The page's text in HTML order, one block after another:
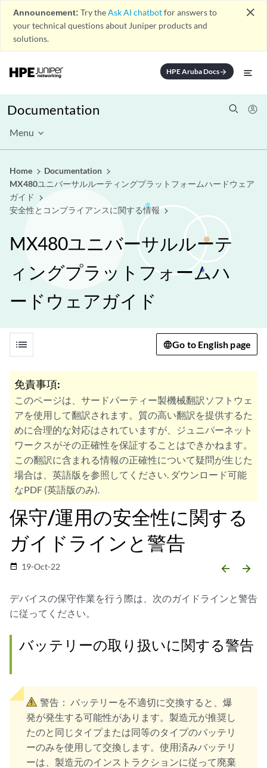
Announcement: Try theAsk AI chatbotfor answers to
your technical questions about Juniper products and
solutions.
close
HPE Aruba Docsarrow_forward
Documentation
Menu
Home
Documentation
MX480ユニバーサルルーティングプラットフォームハードウェア
ガイド
安全性とコンプライアンスに関する情報
MX480ユニバーサルルーテ
ィングプラットフォームハ
ードウェアガイド
list Go to English page
免責事項:
このページは、サードパーティー製機械翻訳ソフトウェ
アを使用して翻訳されます。質の高い翻訳を提供するた
めに合理的な対応はされていますが、ジュニパーネット
ワークスがその正確性を保証することはできかねます。
この翻訳に含まれる情報の正確性について疑問が生じた
場合は、英語版を参照してください. ダウンロード可能
なPDF (英語版のみ).
保守/運用の安全性に関する
ガイドラインと警告
date_range 19-Oct-22 arrow_backward arrow_forward
デバイスの保守作業を行う際は、次のガイドラインと警告
に従ってください。
バッテリーの取り扱いに関する警告
警告： バッテリーを不適切に交換すると、爆
発が発生する可能性があります。製造元が推奨し
たのと同じタイプまたは同等のタイプのバッテリ
ーのみを使用して交換します。使用済みバッテリ
ーは、製造元のインストラクションに従って廃棄